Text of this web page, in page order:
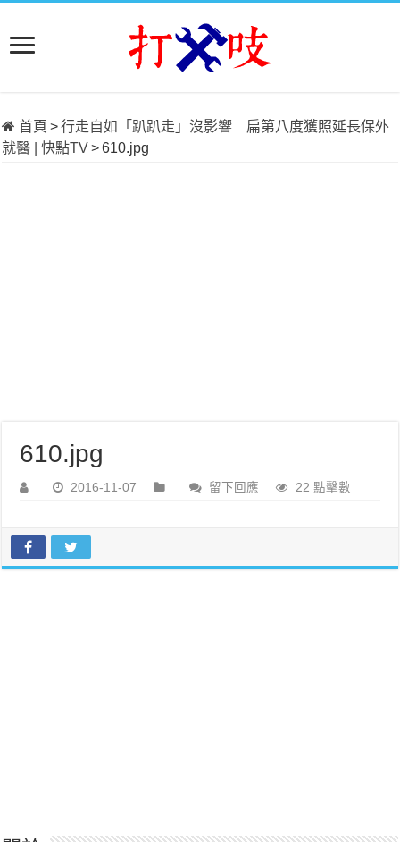
首頁 >行走自如「趴趴走」沒影響 扁第八度獲照延長保外
就醫 | 快點TV>610.jpg
610.jpg
2016-11-07 留下回應 22 點擊數